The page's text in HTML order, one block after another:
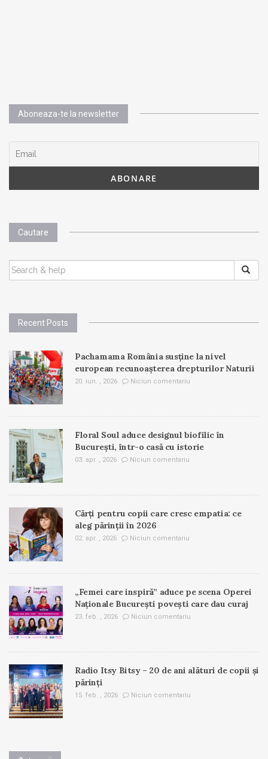
Aboneaza-te la newsletter
Cautare
SEARCH
FOR:
Recent Posts
Pachamama România susține la nivel
european recunoașterea drepturilor Naturii
20. iun. , 2026 Niciun comentariu
Floral Soul aduce designul biofilic în
București, într-o casă cu istorie
03. apr. , 2026 Niciun comentariu
Cărți pentru copii care cresc empatia: ce
aleg părinții în 2026
02. apr. , 2026 Niciun comentariu
„Femei care inspiră” aduce pe scena Operei
Naționale București povești care dau curaj
23. feb. , 2026 Niciun comentariu
Radio Itsy Bitsy – 20 de ani alături de copii și
părinți
15. feb. , 2026 Niciun comentariu